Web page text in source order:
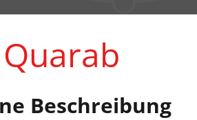
Beschreibung